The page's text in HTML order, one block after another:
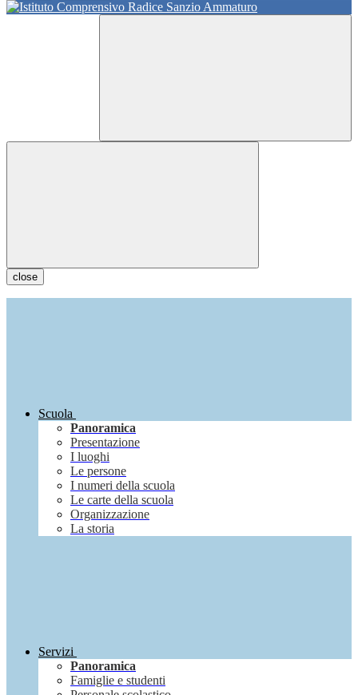
close
Scuola
Panoramica
Presentazione
I luoghi
Le persone
I numeri della scuola
Le carte della scuola
Organizzazione
La storia
Servizi
Panoramica
Famiglie e studenti